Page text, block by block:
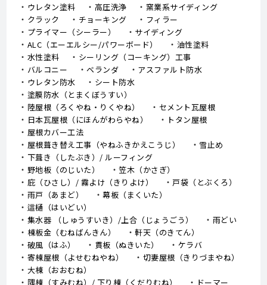
ウレタン塗料 高圧洗浄
窯業系サイディング
クラック
チョーキング
フィラー
プライマー（シーラー）
サイディング
ALC（エーエルシー/パワーボード）
油性塗料
水性塗料
シーリング（コーキング）工事
バルコニー
ベランダ
アスファルト防水
ウレタン防水
シート防水
塗膜防水（とまくぼうすい）
陸屋根（ろくやね・りくやね）
セメント瓦屋根
日本瓦屋根（にほんがわらやね）
トタン屋根
屋根カバー工法
屋根葺き替え工事（やねふきかえこうじ）
雪止め
下葺き（したぶき）/ ルーフィング
野地板（のじいた）
笠木（かさぎ）
庇（ひさし）/ 霧よけ（きりよけ）
戸袋（とぶくろ）
雨戸（あまど）
幕板（まくいた）
這樋（はいどい）
集水器 （しゅうすいき）/上合（じょうごう）
雨どい
棟板金（むねばんきん）
軒天（のきてん）
破風（はふ）
貫板（ぬきいた）
ケラバ
寄棟屋根（よせむねやね）
切妻屋根（きりづまやね）
大棟（おおむね）
隅棟（すみむね）/ 下り棟（くだりむね）
ドーマー